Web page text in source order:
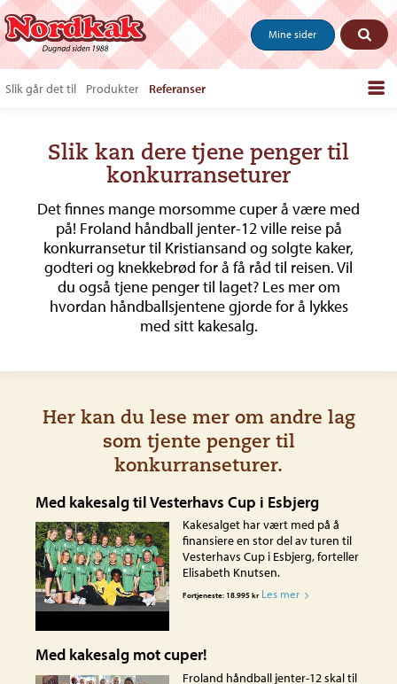
Mine sider
Slik går det til Produkter Referanser
Salgstips & last ned
Om oss
Kontakt
Slik kan dere tjene penger til
konkurranseturer
Det finnes mange morsomme cuper å være med
på! Froland håndball jenter-12 ville reise på
konkurransetur til Kristiansand og solgte kaker,
godteri og knekkebrød for å få råd til reisen. Vil
du også tjene penger til laget? Les mer om
hvordan håndballsjentene gjorde for å lykkes
med sitt kakesalg.
Her kan du lese mer om andre lag
som tjente penger til
konkurranseturer.
Med kakesalg til Vesterhavs Cup i Esbjerg
Kakesalget har vært med på å
finansiere en stor del av turen til
Vesterhavs Cup i Esbjerg, forteller
Elisabeth Knutsen.
Fortjeneste: 18.995 kr Les mer
Med kakesalg mot cuper!
Froland håndball jenter-12 skal til